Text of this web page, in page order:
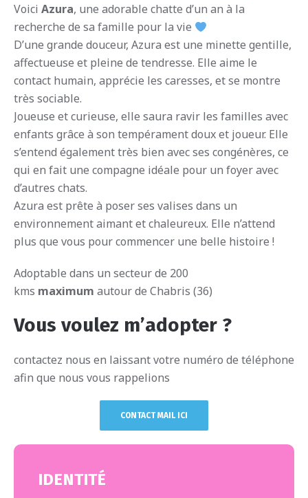
Voici Azura, une adorable chatte d’un an à la
recherche de sa famille pour la vie
D’une grande douceur, Azura est une minette gentille,
affectueuse et pleine de tendresse. Elle aime le
contact humain, apprécie les caresses, et se montre
très sociable.
Joueuse et curieuse, elle saura ravir les familles avec
enfants grâce à son tempérament doux et joueur. Elle
s’entend également très bien avec ses congénères, ce
qui en fait une compagne idéale pour un foyer avec
d’autres chats.
Azura est prête à poser ses valises dans un
environnement aimant et chaleureux. Elle n’attend
plus que vous pour commencer une belle histoire !
Adoptable dans un secteur de 200
kms maximum autour de Chabris (36)
Vous voulez m’adopter ?
contactez nous en laissant votre numéro de téléphone
afin que nous vous rappelions
CONTACT MAIL ICI
IDENTITÉ